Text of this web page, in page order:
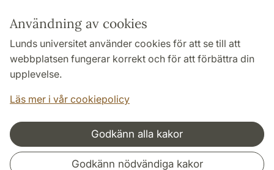
Användning av cookies
Lunds universitet använder cookies för att se till att
webbplatsen fungerar korrekt och för att förbättra din
upplevelse.
Läs mer i vår cookiepolicy
Godkänn alla kakor
Godkänn nödvändiga kakor
TYPO3-login
Följ oss i sociala medier
Samarbeten och nätverk